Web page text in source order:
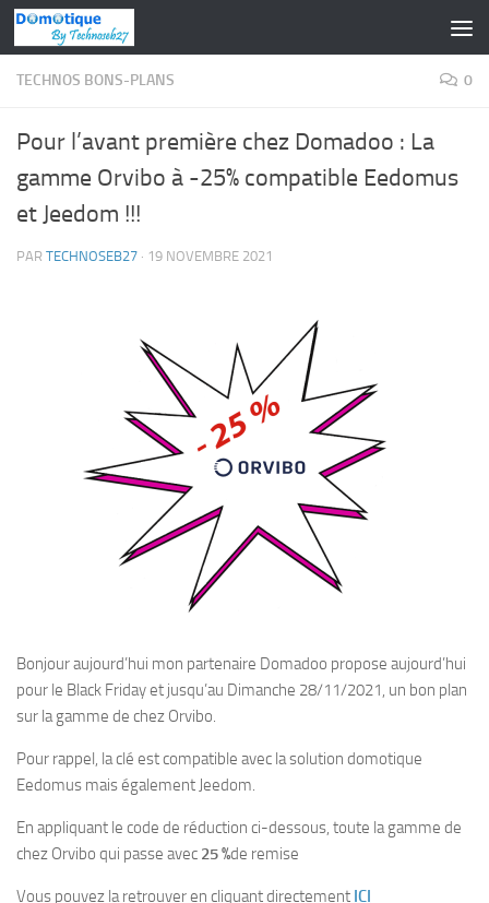
Skip to content
TECHNOS BONS-PLANS 0
Pour l’avant première chez Domadoo : La
gamme Orvibo à -25% compatible Eedomus
et Jeedom !!!
PAR TECHNOSEB27 · 19 NOVEMBRE 2021
Bonjour aujourd’hui mon partenaire Domadoo propose aujourd’hui
pour le Black Friday et jusqu’au Dimanche 28/11/2021, un bon plan
sur la gamme de chez Orvibo.
Pour rappel, la clé est compatible avec la solution domotique
Eedomus mais également Jeedom.
En appliquant le code de réduction ci-dessous, toute la gamme de
chez Orvibo qui passe avec 25 %de remise
Vous pouvez la retrouver en cliquant directement ICI